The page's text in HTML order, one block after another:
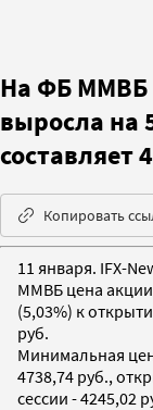
На ФБ ММВБ
выросла на
составляет
Копировать
11 января. IFX-
ММВБ цена
(5,03%) к
руб.
Минимальная
4738,74 руб.,
сессии - 4245,02